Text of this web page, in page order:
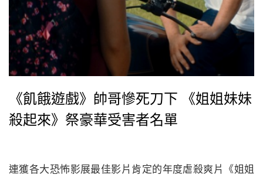
《飢餓遊戲》帥哥慘死刀下 《姐姐妹妹
殺起來》祭豪華受害者名單
連獲各大恐怖影展最佳影片肯定的年度虐殺爽片《姐姐